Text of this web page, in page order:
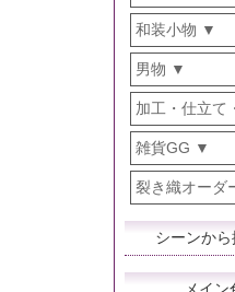
和装小物
男物
加工・仕立て
雑貨GG
裂き織オーダ
シーンから